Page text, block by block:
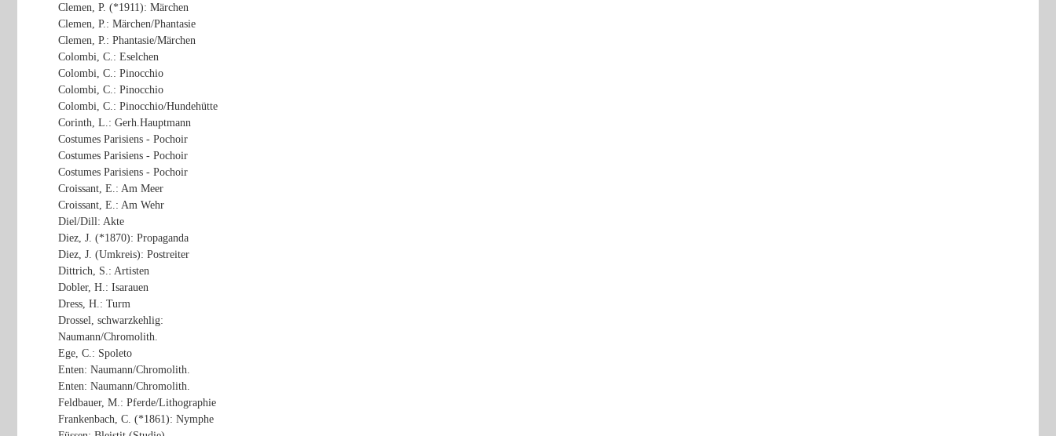
Clemen, P. (*1911): Märchen
Clemen, P.: Märchen/Phantasie
Clemen, P.: Phantasie/Märchen
Colombi, C.: Eselchen
Colombi, C.: Pinocchio
Colombi, C.: Pinocchio
Colombi, C.: Pinocchio/Hundehütte
Corinth, L.: Gerh.Hauptmann
Costumes Parisiens - Pochoir
Costumes Parisiens - Pochoir
Costumes Parisiens - Pochoir
Croissant, E.: Am Meer
Croissant, E.: Am Wehr
Diel/Dill: Akte
Diez, J. (*1870): Propaganda
Diez, J. (Umkreis): Postreiter
Dittrich, S.: Artisten
Dobler, H.: Isarauen
Dress, H.: Turm
Drossel, schwarzkehlig:
Naumann/Chromolith.
Ege, C.: Spoleto
Enten: Naumann/Chromolith.
Enten: Naumann/Chromolith.
Feldbauer, M.: Pferde/Lithographie
Frankenbach, C. (*1861): Nymphe